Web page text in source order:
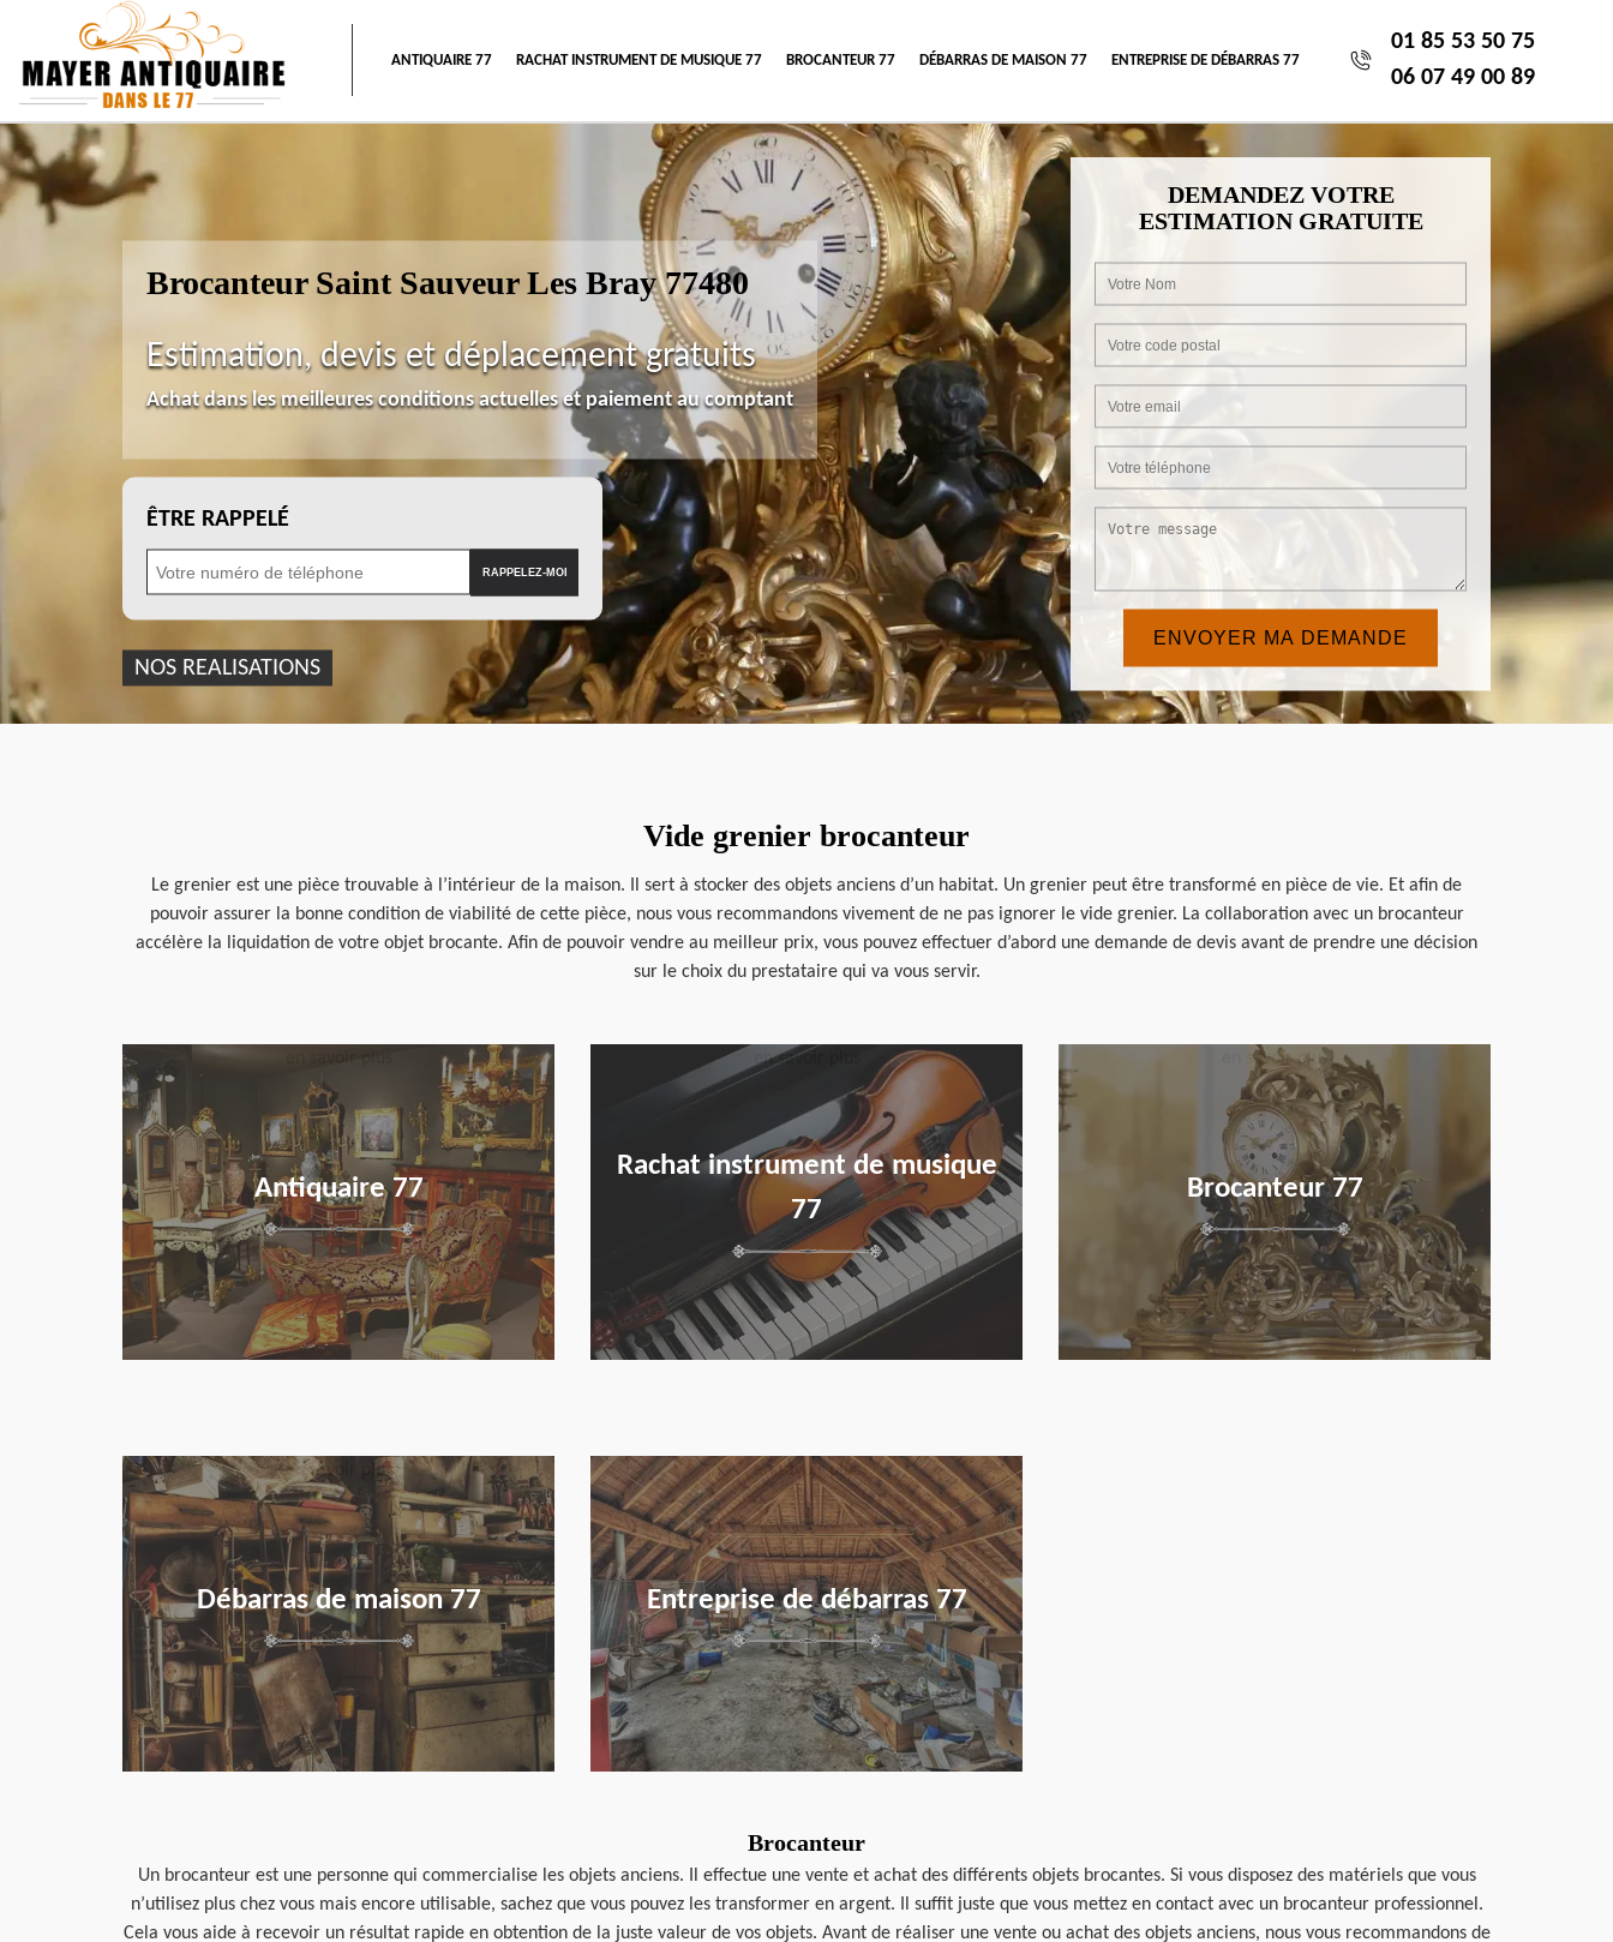
ANTIQUAIRE 77 RACHAT INSTRUMENT DE MUSIQUE 77 BROCANTEUR 77 DÉBARRAS DE MAISON 77 ENTREPRISE DE DÉBARRAS 77
01 85 53 50 75
06 07 49 00 89
Brocanteur Saint Sauveur Les Bray 77480
Estimation, devis et déplacement gratuits
Achat dans les meilleures conditions actuelles et paiement au comptant
ÊTRE RAPPELÉ
NOS REALISATIONS
DEMANDEZ VOTRE
ESTIMATION GRATUITE
Vide grenier brocanteur
Le grenier est une pièce trouvable à l’intérieur de la maison. Il sert à stocker des objets anciens d’un habitat. Un grenier peut être transformé en pièce de vie. Et afin de
pouvoir assurer la bonne condition de viabilité de cette pièce, nous vous recommandons vivement de ne pas ignorer le vide grenier. La collaboration avec un brocanteur
accélère la liquidation de votre objet brocante. Afin de pouvoir vendre au meilleur prix, vous pouvez effectuer d’abord une demande de devis avant de prendre une décision
sur le choix du prestataire qui va vous servir.
Antiquaire 77
Rachat instrument de musique
77
en savoir plus
Brocanteur 77
en savoir plus
Débarras de maison 77
en savoir plus
Entreprise de débarras 77
en savoir plus
Brocanteur
Un brocanteur est une personne qui commercialise les objets anciens. Il effectue une vente et achat des différents objets brocantes. Si vous disposez des matériels que vous
n’utilisez plus chez vous mais encore utilisable, sachez que vous pouvez les transformer en argent. Il suffit juste que vous mettez en contact avec un brocanteur professionnel.
Cela vous aide à recevoir un résultat rapide en obtention de la juste valeur de vos objets. Avant de réaliser une vente ou achat des objets anciens, nous vous recommandons de